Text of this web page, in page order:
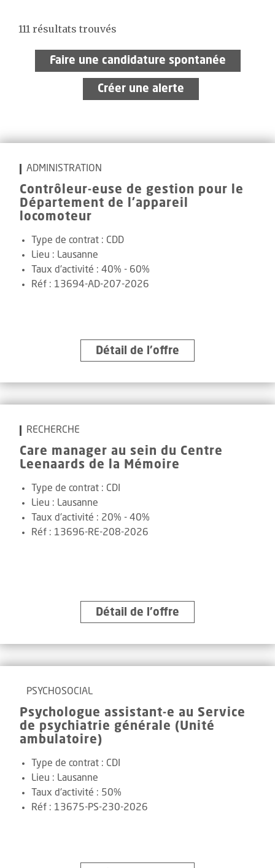
111 résultats trouvés
Faire une candidature spontanée
Créer une alerte
ADMINISTRATION
Contrôleur-euse de gestion pour le
Département de l'appareil
locomoteur
Type de contrat : CDD
Lieu : Lausanne
Taux d'activité :40% - 60%
Réf : 13694-AD-207-2026
Détail de l’offre
RECHERCHE
Care manager au sein du Centre
Leenaards de la Mémoire
Type de contrat : CDI
Lieu : Lausanne
Taux d'activité : 20% - 40%
Réf : 13696-RE-208-2026
Détail de l’offre
PSYCHOSOCIAL
Psychologue assistant-e au Service
de psychiatrie générale (Unité
ambulatoire)
Type de contrat : CDI
Lieu : Lausanne
Taux d'activité : 50%
Réf : 13675-PS-230-2026